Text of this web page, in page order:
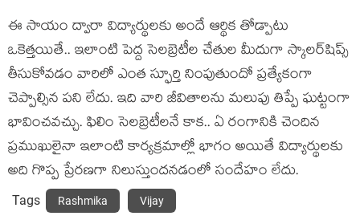
ఈ సాయం ద్వారా విద్యార్థులకు అందే ఆర్థిక తోడ్పాటు
ఒకెత్తయితే.. ఇలాంటి పెద్ద సెలబ్రెటీల చేతుల మీదుగా స్కాలర్‌షిప్స్
తీసుకోవడం వారిలో ఎంత స్ఫూర్తి నింపుతుందో ప్రత్యేకంగా
చెప్పాల్సిన పని లేదు. ఇది వారి జీవితాలను మలుపు తిప్పే ఘట్టంగా
భావించవచ్చు. ఫిలిం సెలబ్రెటీలనే కాక.. ఏ రంగానికి చెందిన
ప్రముఖులైనా ఇలాంటి కార్యక్రమాల్లో భాగం అయితే విద్యార్థులకు
అది గొప్ప ప్రేరణగా నిలుస్తుందనడంలో సందేహం లేదు.
Tags Rashmika Vijay